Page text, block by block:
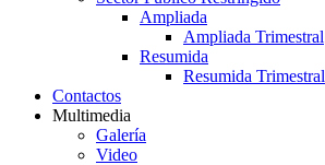
Ampliada
Ampliada Trimestral
Resumida
Resumida Trimestral
Contactos
Multimedia
Galería
Video